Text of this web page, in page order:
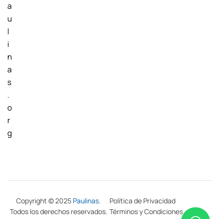
a
u
l
i
n
a
s
.
o
r
g
Copyright © 2025 Paulinas.
Todos los derechos reservados.
Política de Privacidad
Términos y Condiciones